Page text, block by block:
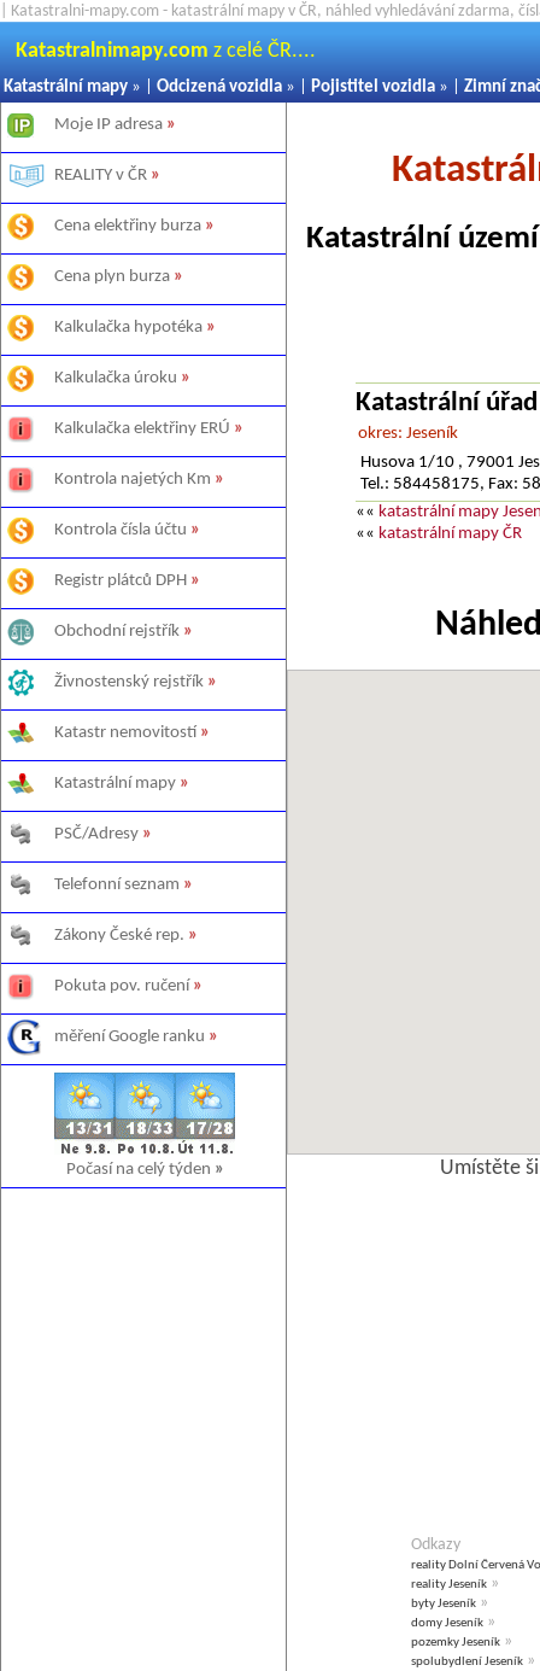
| Katastralni-mapy.com - katastrální mapy v ČR, náhled vyhledávání zdarma,
Katastralnimapy.com z celé ČR....
Katastrální mapy » | Odcizená vozidla » | Pojistitel vozidla » | Zimní
Moje IP adresa »
REALITY v ČR »
Cena elektřiny burza »
Cena plyn burza »
Kalkulačka hypotéka »
Kalkulačka úroku »
Kalkulačka elektřiny ERÚ »
Kontrola najetých Km »
Kontrola čísla účtu »
Registr plátců DPH »
Obchodní rejstřík »
Živnostenský rejstřík »
Katastr nemovitostí »
Katastrální mapy »
PSČ/Adresy »
Telefonní seznam »
Zákony České rep. »
Pokuta pov. ručení »
měření Google ranku »
Počasí na celý týden »
Katastrální
Katastrální
okres: Jeseník
Husova 1/10 , 79001
Tel.: 584458175, Fax:
«« katastrální mapy
«« katastrální mapy ČR
Umístěte
Odkazy
reality Dolní Červená
reality Jeseník »
byty Jeseník »
domy Jeseník »
pozemky Jeseník »
spolubydlení Jeseník »